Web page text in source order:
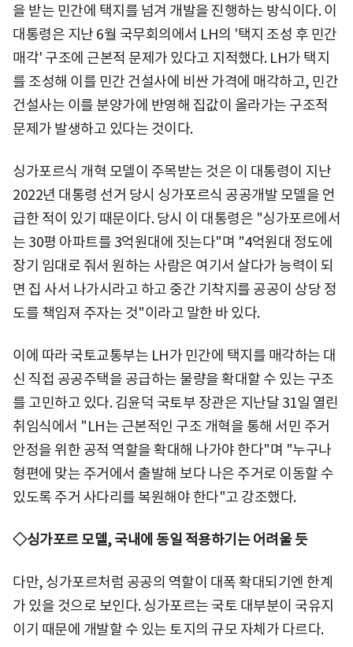
을 받는 민간에 택지를 넘겨 개발을 진행하는 방식이다. 이
대통령은 지난 6월 국무회의에서 LH의 '택지 조성 후 민간
매각' 구조에 근본적 문제가 있다고 지적했다. LH가 택지
를 조성해 이를 민간 건설사에 비싼 가격에 매각하고, 민간
건설사는 이를 분양가에 반영해 집값이 올라가는 구조적
문제가 발생하고 있다는 것이다.
싱가포르식 개혁 모델이 주목받는 것은 이 대통령이 지난
2022년 대통령 선거 당시 싱가포르식 공공개발 모델을 언
급한 적이 있기 때문이다. 당시 이 대통령은 "싱가포르에서
는 30평 아파트를 3억원대에 짓는다"며 "4억원대 정도에
장기 임대로 줘서 원하는 사람은 여기서 살다가 능력이 되
면 집 사서 나가시라고 하고 중간 기착지를 공공이 상당 정
도를 책임져 주자는 것"이라고 말한 바 있다.
이에 따라 국토교통부는 LH가 민간에 택지를 매각하는 대
신 직접 공공주택을 공급하는 물량을 확대할 수 있는 구조
를 고민하고 있다. 김윤덕 국토부 장관은 지난달 31일 열린
취임식에서 "LH는 근본적인 구조 개혁을 통해 서민 주거
안정을 위한 공적 역할을 확대해 나가야 한다"며 "누구나
형편에 맞는 주거에서 출발해 보다 나은 주거로 이동할 수
있도록 주거 사다리를 복원해야 한다"고 강조했다.
◇싱가포르 모델, 국내에 동일 적용하기는 어려울 듯
다만, 싱가포르처럼 공공의 역할이 대폭 확대되기엔 한계
가 있을 것으로 보인다. 싱가포르는 국토 대부분이 국유지
이기 때문에 개발할 수 있는 토지의 규모 자체가 다르다.